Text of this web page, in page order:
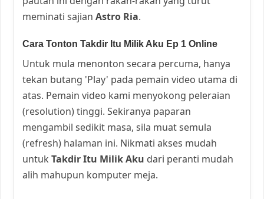
meminati sajianAstro Ria.
Cara Tonton Takdir Itu Milik Aku Ep 1 Online
Untuk mula menonton secara percuma, hanya
tekan butang 'Play' pada pemain video utama di
atas. Pemain video kami menyokong peleraian
(resolution) tinggi. Sekiranya paparan
mengambil sedikit masa, sila muat semula
(refresh) halaman ini. Nikmati akses mudah
untukTakdir Itu Milik Aku dari peranti mudah
alih mahupun komputer meja.